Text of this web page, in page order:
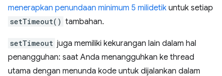
menerapkan penundaan minimum 5 milidetik untuk setiap
setTimeout() tambahan.
setTimeout juga memiliki kekurangan lain dalam hal
penangguhan: saat Anda menangguhkan ke thread
utama dengan menunda kode untuk dijalankan dalam